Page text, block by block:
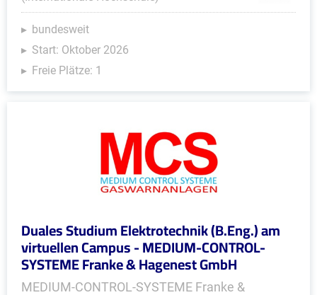
bundesweit
Start: Oktober 2026
Freie Plätze: 1
Duales Studium Elektrotechnik (B.Eng.) am
virtuellen Campus - MEDIUM-CONTROL-
SYSTEME Franke & Hagenest GmbH
MEDIUM-CONTROL-SYSTEME Franke &